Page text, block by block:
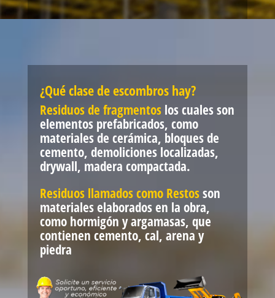
¿Qué clase de escombros hay?
Residuos de fragmentoslos cuales son
elementos prefabricados, como
materiales de cerámica, bloques de
cemento, demoliciones localizadas,
drywall, madera compactada.
Residuos llamados como Restosson
materiales elaborados en la obra,
como hormigón y argamasas, que
contienen cemento, cal, arena y
piedra